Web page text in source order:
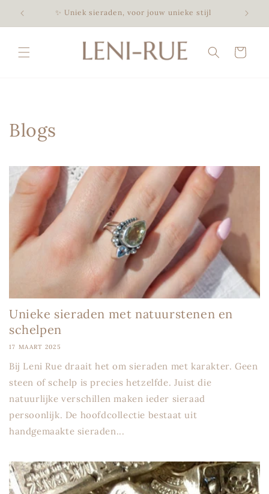
naar de
✨ Uniek sieraden, voor jouw unieke stijl 🤍
Winkelwagen
Blogs
Unieke sieraden met natuurstenen en
schelpen
17 MAART 2025
Bij Leni Rue draait het om sieraden met karakter. Geen
steen of schelp is precies hetzelfde. Juist die
natuurlijke verschillen maken ieder sieraad
persoonlijk. De hoofdcollectie bestaat uit
handgemaakte sieraden...